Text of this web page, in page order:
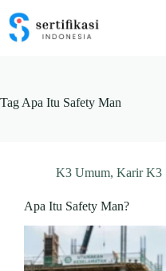
content
Tag Apa Itu Safety Man
K3 Umum, Karir K3
Apa Itu Safety Man?